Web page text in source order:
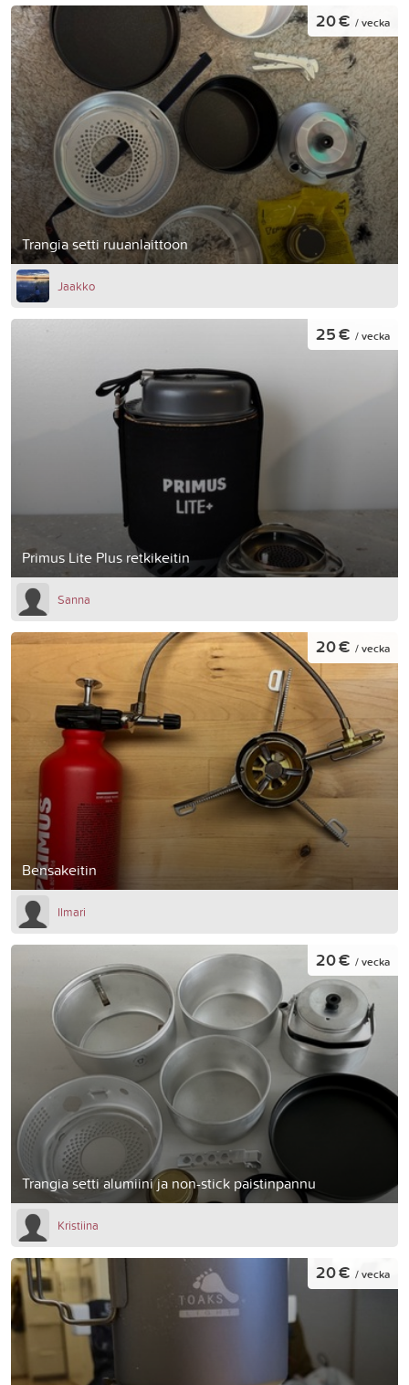
Trangia setti ruuanlaittoon
20 € / vecka
Jaakko
Primus Lite Plus retkikeitin
25 € / vecka
Sanna
Bensakeitin
20 € / vecka
Ilmari
Trangia setti alumiini ja non-stick paistinpannu
20 € / vecka
Kristiina
20 € / vecka